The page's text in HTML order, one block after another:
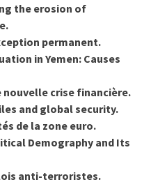
the erosion of
permanent.
in Yemen: Causes
nouvelle crise financière.
and global security.
de la zone euro.
Demography and Its
anti-terroristes.